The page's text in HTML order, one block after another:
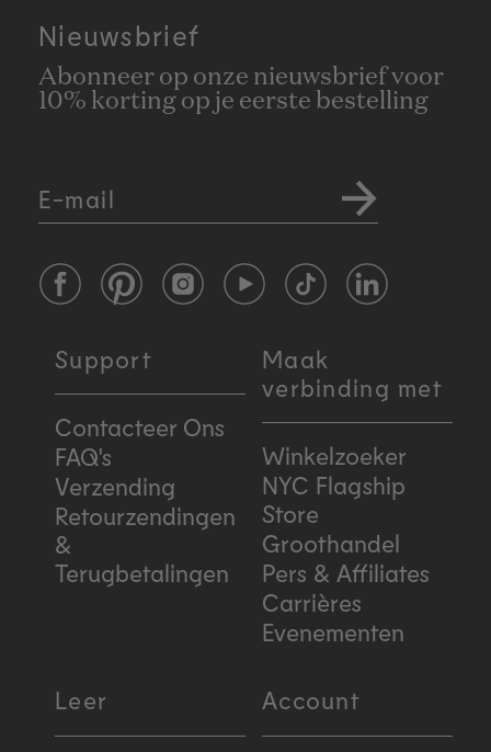
Nieuwsbrief
Abonneer op onze nieuwsbrief voor
10% korting op je eerste bestelling
E-mail
FacebookPinterestInstagramYouTubeTikTokLinkedIn
Support
Contacteer Ons
FAQ's
Verzending
Retourzendingen
&
Terugbetalingen
Maak
verbinding met
Winkelzoeker
NYC Flagship
Store
Groothandel
Pers & Affiliates
Carrières
Evenementen
Leer Account